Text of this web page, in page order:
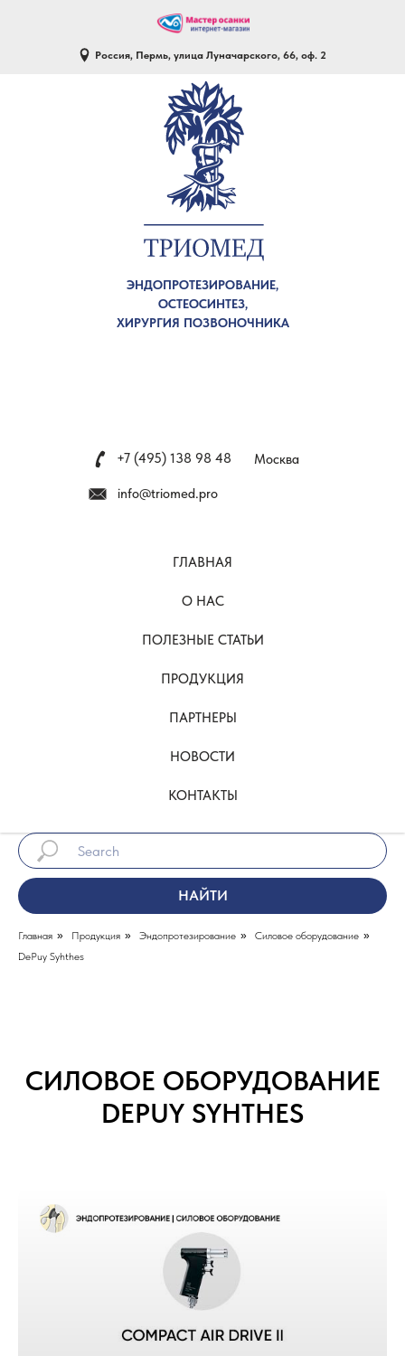
Россия, Пермь, улица Луначарского, 66, оф. 2
ЭНДОПРОТЕЗИРОВАНИЕ,
ОСТЕОСИНТЕЗ,
ХИРУРГИЯ ПОЗВОНОЧНИКА
+7 (495) 138 98 48
info@triomed.pro
Москва
ГЛАВНАЯ
О НАС
ПОЛЕЗНЫЕ СТАТЬИ
ПРОДУКЦИЯ
ПАРТНЕРЫ
НОВОСТИ
КОНТАКТЫ
НАЙТИ
Главная » Продукция » Эндопротезирование » Силовое оборудование »
DePuy Syhthes
СИЛОВОЕ ОБОРУДОВАНИЕ
DEPUY SYHTHES